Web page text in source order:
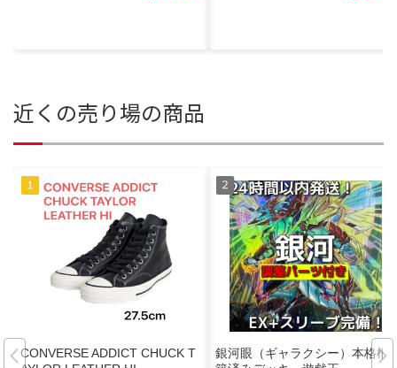
近くの売り場の商品
CONVERSE ADDICT CHUCK T
銀河眼（ギャラクシー）本格構